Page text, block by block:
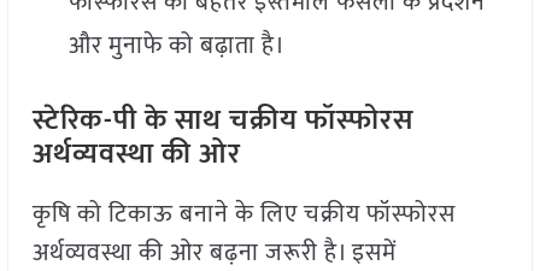
और मुनाफे को बढ़ाता है।
स्टेरिक-पी के साथ चक्रीय फॉस्फोरस
अर्थव्यवस्था की ओर
कृषि को टिकाऊ बनाने के लिए चक्रीय फॉस्फोरस
अर्थव्यवस्था की ओर बढ़ना जरूरी है। इसमें